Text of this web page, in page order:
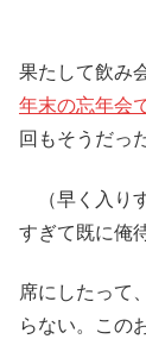
果たして飲み
年末の忘年会
回もそうだっ
（早く入り
すぎて既に俺
席にしたって
らない。この